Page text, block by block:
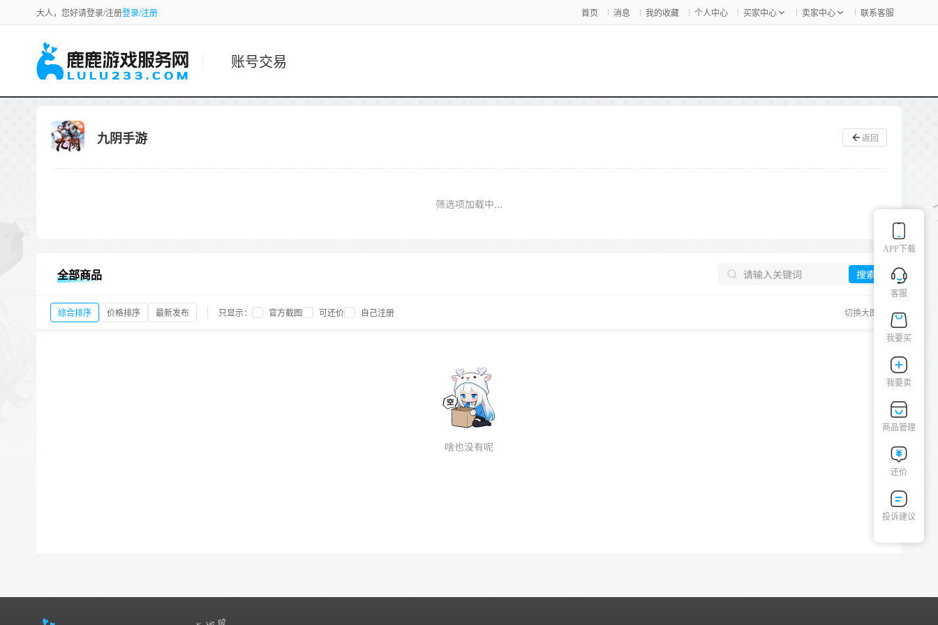
大人，您好请登录/注册登录/注册 首页 消息 我的收藏 个人中心 买家中心 卖家中心 联系客服
账号交易
九阴手游 返回
筛选项加载中...
全部商品 搜索
综合排序 价格排序 最新发布 只显示： 官方截图 可还价 自己注册 切换大图
啥也没有呢
APP下载
客服
我要买
我要卖
商品管理
还价
投诉建议